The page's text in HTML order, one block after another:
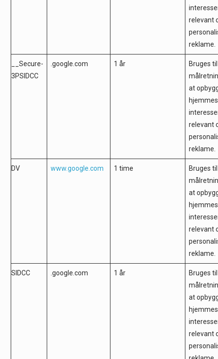
relevant
__Secure-
3PSIDCC
.google.com 1 år
Bruges til
at
relevant
DV www.google.com 1 time
Bruges til
at
relevant
SIDCC .google.com 1 år
Bruges til
at
relevant